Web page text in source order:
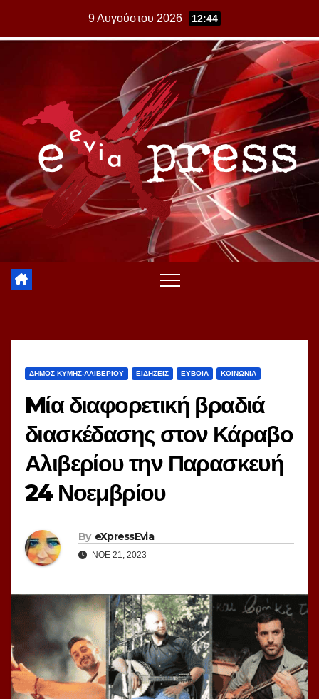
9 Αυγούστου 2026 12:44
ΔΗΜΟΣ ΚΥΜΗΣ-ΑΛΙΒΕΡΙΟΥ ΕΙΔΗΣΕΙΣ ΕΥΒΟΙΑ ΚΟΙΝΩΝΙΑ
Mία διαφορετική βραδιά
διασκέδασης στον Κάραβο
Αλιβερίου την Παρασκευή
24 Νοεμβρίου
By eXpressEvia
ΝΟΈ 21, 2023